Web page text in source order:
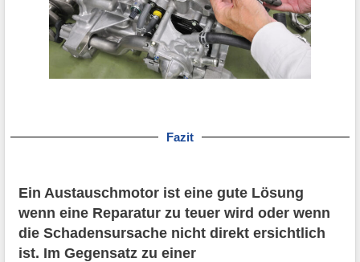
Fazit
Ein Austauschmotor ist eine gute Lösung
wenn eine Reparatur zu teuer wird oder wenn
die Schadensursache nicht direkt ersichtlich
ist. Im Gegensatz zu einer